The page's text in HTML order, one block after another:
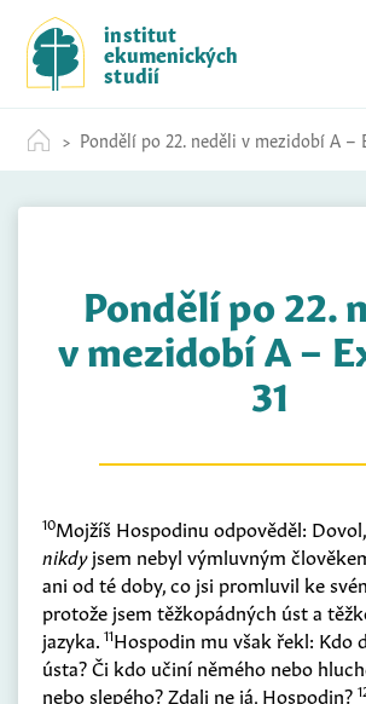
c
institut
ekumenických
studií
Pondělí po 22. neděli v mezidobí A –
Pondělí po 22.
v mezidobí A –
31
10Mojžíš Hospodinu odpověděl:
nikdyjsem nebyl výmluvným
ani od té doby, co jsi promluvil ke
protože jsem těžkopádných úst a
jazyka. 11Hospodin mu však řekl: Kdo
ústa? Či kdo učiní němého nebo
nebo slepého? Zdali ne já, Hospodin?